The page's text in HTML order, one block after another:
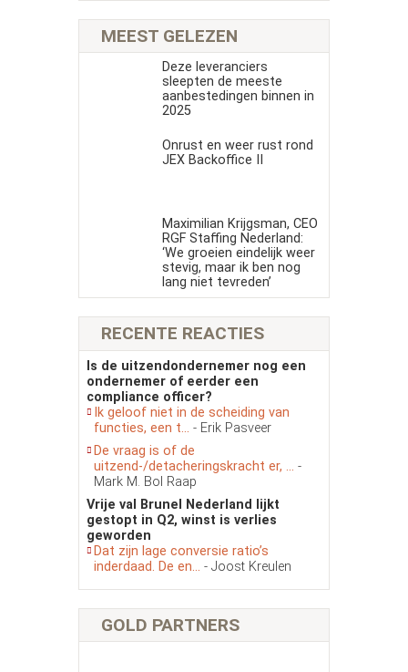
MEEST GELEZEN
Deze leveranciers
sleepten de meeste
aanbestedingen binnen in
2025
Onrust en weer rust rond
JEX Backoffice II
Maximilian Krijgsman, CEO
RGF Staffing Nederland:
‘We groeien eindelijk weer
stevig, maar ik ben nog
lang niet tevreden’
RECENTE REACTIES
Is de uitzendondernemer nog een
ondernemer of eerder een
compliance officer?
Ik geloof niet in de scheiding van
functies, een t... - Erik Pasveer
De vraag is of de
uitzend-/detacheringskracht er, ... -
Mark M. Bol Raap
Vrije val Brunel Nederland lijkt
gestopt in Q2, winst is verlies
geworden
Dat zijn lage conversie ratio’s
inderdaad. De en... - Joost Kreulen
GOLD PARTNERS